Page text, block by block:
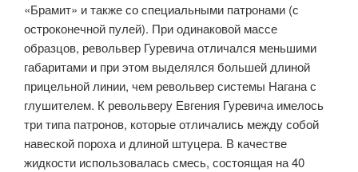
«Брамит» и также со специальными патронами (с
остроконечной пулей). При одинаковой массе
образцов, револьвер Гуревича отличался меньшими
габаритами и при этом выделялся большей длиной
прицельной линии, чем револьвер системы Нагана с
глушителем. К револьверу Евгения Гуревича имелось
три типа патронов, которые отличались между собой
навеской пороха и длиной штуцера. В качестве
жидкости использовалась смесь, состоящая на 40